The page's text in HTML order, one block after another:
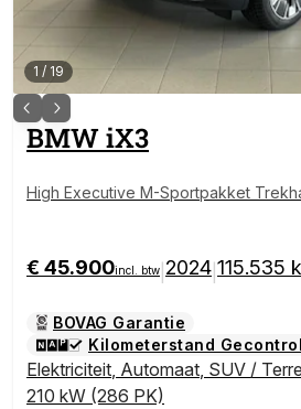
1 / 19
BMWiX3
High Executive M-Sportpakket Trekhaak Harman &a
€ 45.900incl. btw 2024 115.535
BOVAG Garantie
Kilometerstand
Elektriciteit, Automaat, SUV /
210 kW (286 PK)